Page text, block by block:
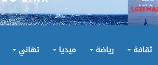
ثقافة رياضة ميديا تهاني